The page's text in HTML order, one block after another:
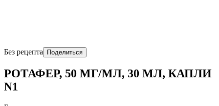
Без рецепта Поделиться
РОТАФЕР, 50 МГ/МЛ, 30 МЛ, КАПЛИ
N1